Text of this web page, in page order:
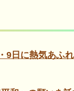
9日に熱気あふ